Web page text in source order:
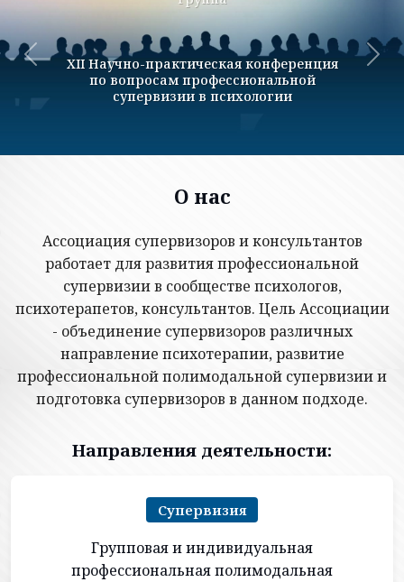
Регулярная супервизионная онлайн
группа
Назад
О нас
Ассоциация супервизоров и консультантов
работает для развития профессиональной
супервизии в сообществе психологов,
психотерапетов, консультантов. Цель Ассоциации
- объединение супервизоров различных
направление психотерапии, развитие
профессиональной полимодальной супервизии и
подготовка супервизоров в данном подходе.
Направления деятельности:
Супервизия
Групповая и индивидуальная
профессиональная полимодальная